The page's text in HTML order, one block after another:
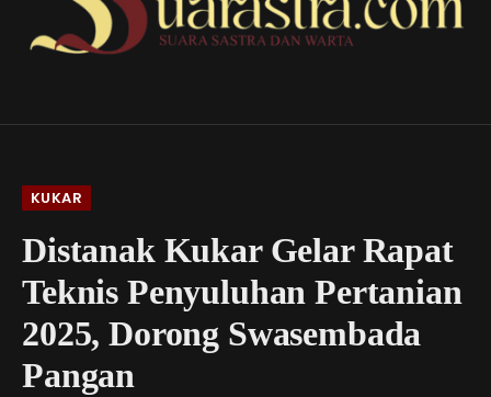
KUKAR
Distanak Kukar Gelar Rapat
Teknis Penyuluhan Pertanian
2025, Dorong Swasembada
Pangan